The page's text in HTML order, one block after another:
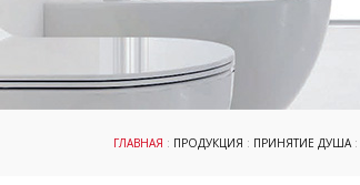
ГЛАВНАЯ : ПРОДУКЦИЯ : ПРИНЯТИЕ ДУША: